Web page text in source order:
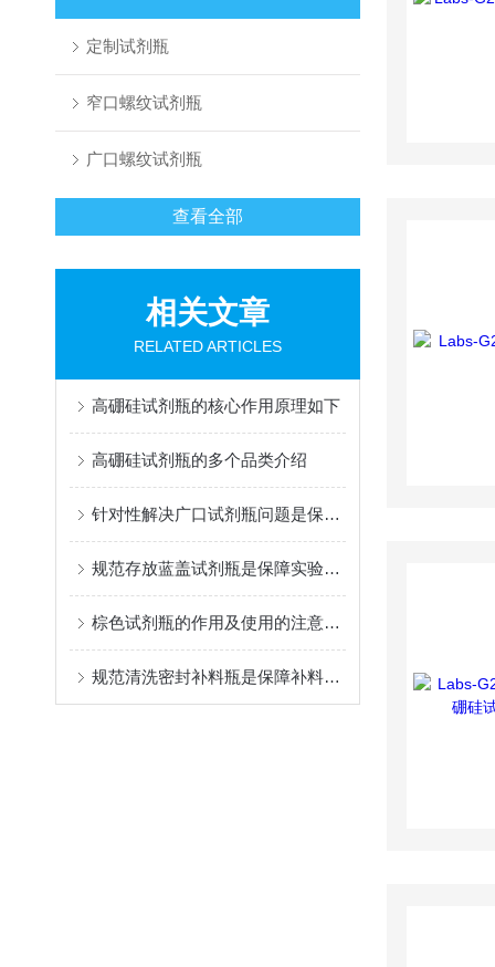
定制试剂瓶
窄口螺纹试剂瓶
广口螺纹试剂瓶
查看全部
相关文章
RELATED ARTICLES
高硼硅试剂瓶的核心作用原理如下
高硼硅试剂瓶的多个品类介绍
针对性解决广口试剂瓶问题是保障实验准确性与实验室安全的关键
规范存放蓝盖试剂瓶是保障实验室安全与数据可靠的基础
棕色试剂瓶的作用及使用的注意事项
规范清洗密封补料瓶是保障补料系统洁净度与功能完整性的关键